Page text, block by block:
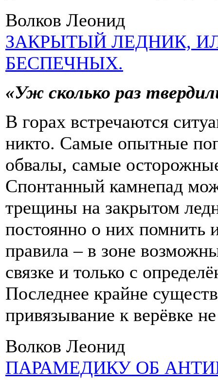
Волков Леонид
ЗАКРЫТЫЙ ЛЕДНИК,
БЕСПЕЧНЫХ.
«Уж сколько раз
В горах встречаются
никто. Самые опытные
обвалы, самые
Спонтанный камнепад
трещины на закрытом
постоянно о них помнить
правила – в зоне
связке и только с
Последнее крайне
привязывание к верёвке
Волков Леонид
ПАРАМЕДИКУ ОБ